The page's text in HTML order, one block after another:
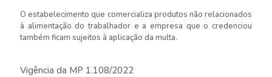
O estabelecimento que comercializa produtos não relacionados
à alimentação do trabalhador e a empresa que o credenciou
também ficam sujeitos à aplicação da multa.
Vigência da MP 1.108/2022